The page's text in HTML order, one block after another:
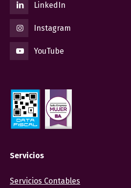
LinkedIn
Instagram
YouTube
Servicios
Servicios Contables